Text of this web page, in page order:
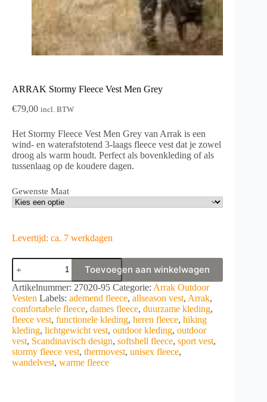
ARRAK Stormy Fleece Vest Men Grey
€79,00 incl. BTW
Het Stormy Fleece Vest Men Grey van Arrak is een
wind- en waterafstotend 3-laags fleece vest dat je zowel
droog als warm houdt. Perfect als bovenkleding of als
tussenlaag op de koudere dagen.
Gewenste Maat
Levertijd: ca. 7 werkdagen
ARRAK
Stormy
Fleece
Vest
Men
Grey
aantal
Toevoegen aan winkelwagen
A
l
t
e
r
n
a
t
Artikelnummer: 27020-95 Categorie: Arrak Outdoor
Vesten Labels: ademend fleece, allseason vest, Arrak,
comfortabele fleece, dames fleece, duurzame kleding,
fleece vest, functionele kleding, heren fleece, hiking
kleding, lichtgewicht vest, outdoor kleding, outdoor
vest, Scandinavisch design, softshell fleece, sport vest,
stormy fleece vest, thermovest, unisex fleece,
wandelvest, warme fleece